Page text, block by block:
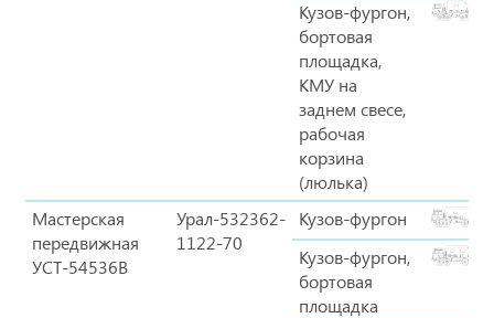
Кузов-фургон,
бортовая
площадка,
КМУ на
заднем свесе,
рабочая
корзина
(люлька)
Мастерская
передвижная
УСТ-54536B
Урал-532362-
1122-70
Кузов-фургон
Кузов-фургон,
бортовая
площадка